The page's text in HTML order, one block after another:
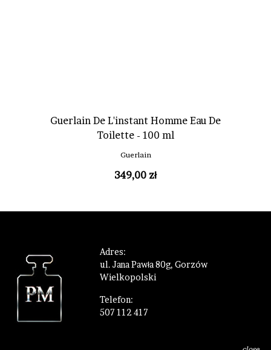
Guerlain De L'instant Homme Eau De
Toilette - 100 ml
Guerlain
349,00 zł
Adres:
ul. Jana Pawła 80g, Gorzów
Wielkopolski
Telefon:
507 112 417